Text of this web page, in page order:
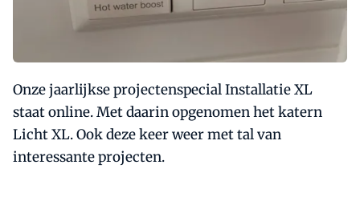
Onze jaarlijkse projectenspecial Installatie XL
staat online. Met daarin opgenomen het katern
Licht XL. Ook deze keer weer met tal van
interessante projecten.